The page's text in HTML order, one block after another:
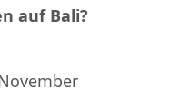
auf Bali?